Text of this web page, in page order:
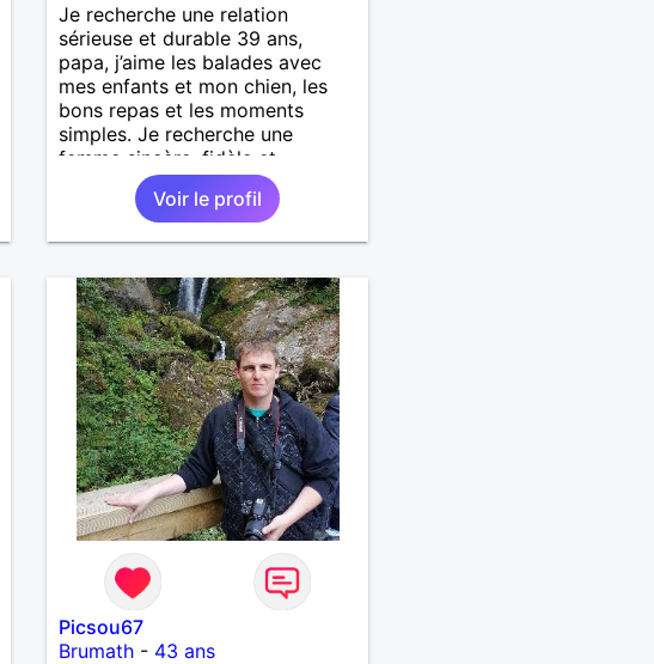
Je recherche une relation
sérieuse et durable 39 ans,
papa, j’aime les balades avec
mes enfants et mon chien, les
bons repas et les moments
simples. Je recherche une
femme sincère, fidèle et
sérieuse, avec qui construire une
belle histoire. Je ne veux pas
perdre mon temps, juste trouver
Voir le profil
Picsou67
Brumath - 43 ans